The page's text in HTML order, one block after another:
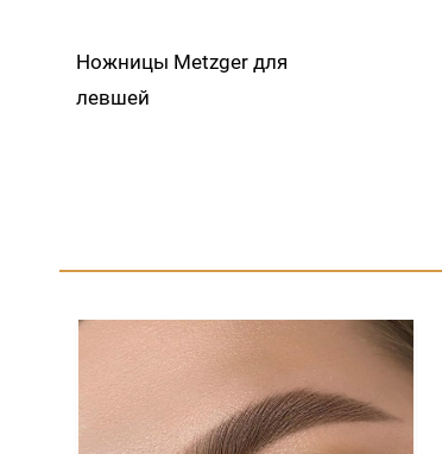
Ножницы Metzger для
левшей